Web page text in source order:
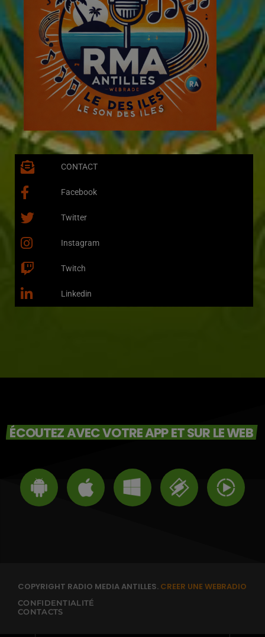
CONTACT
Facebook
Twitter
Instagram
Twitch
Linkedin
ÉCOUTEZ AVEC VOTRE APP ET SUR LE WEB
COPYRIGHT RADIO MEDIA ANTILLES. CREER UNE WEBRADIO
CONFIDENTIALITÉ
CONTACTS